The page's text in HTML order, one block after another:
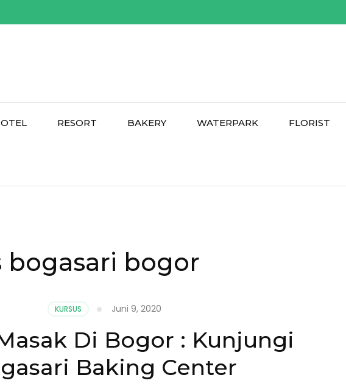
RESORT BAKERY WATERPARK FLORIST
bogasari bogor
KURSUS Juni 9, 2020
Di Bogor : Kunjungi
Baking Center